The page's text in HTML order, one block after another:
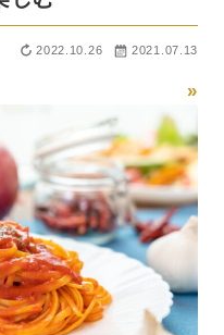
2022.10.26 2021.07.13
»